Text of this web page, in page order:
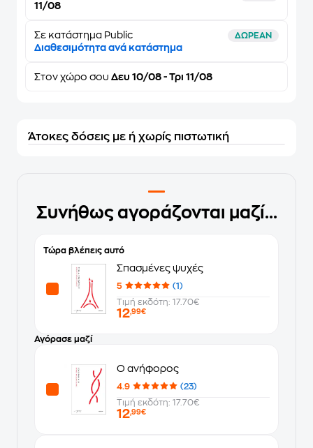
11/08
Σε κατάστημα Public ΔΩΡΕΑΝ
Διαθεσιμότητα ανά κατάστημα
Στον χώρο σου Δευ 10/08 - Τρι 11/08
Άτοκες δόσεις με ή χωρίς πιστωτική
Συνήθως αγοράζονται μαζί...
Τώρα βλέπεις αυτό
Σπασμένες ψυχές
5
(1)
Τιμή εκδότη: 17.70€
12,99€
Αγόρασε μαζί
Ο ανήφορος
4.9
(23)
Τιμή εκδότη: 17.70€
12,99€